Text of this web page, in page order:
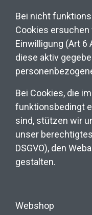
Bei nicht
Cookies
Einwilligung (Art 6
diese aktiv
Bei Cookies, die
funktionsbedingt
sind, stützen wir
unser
DSGVO), den
gestalten.
Webshop